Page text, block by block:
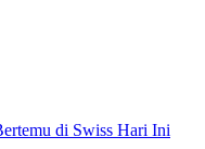
di Swiss Hari Ini